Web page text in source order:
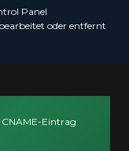
Panel
oder entfernt
Eintrag